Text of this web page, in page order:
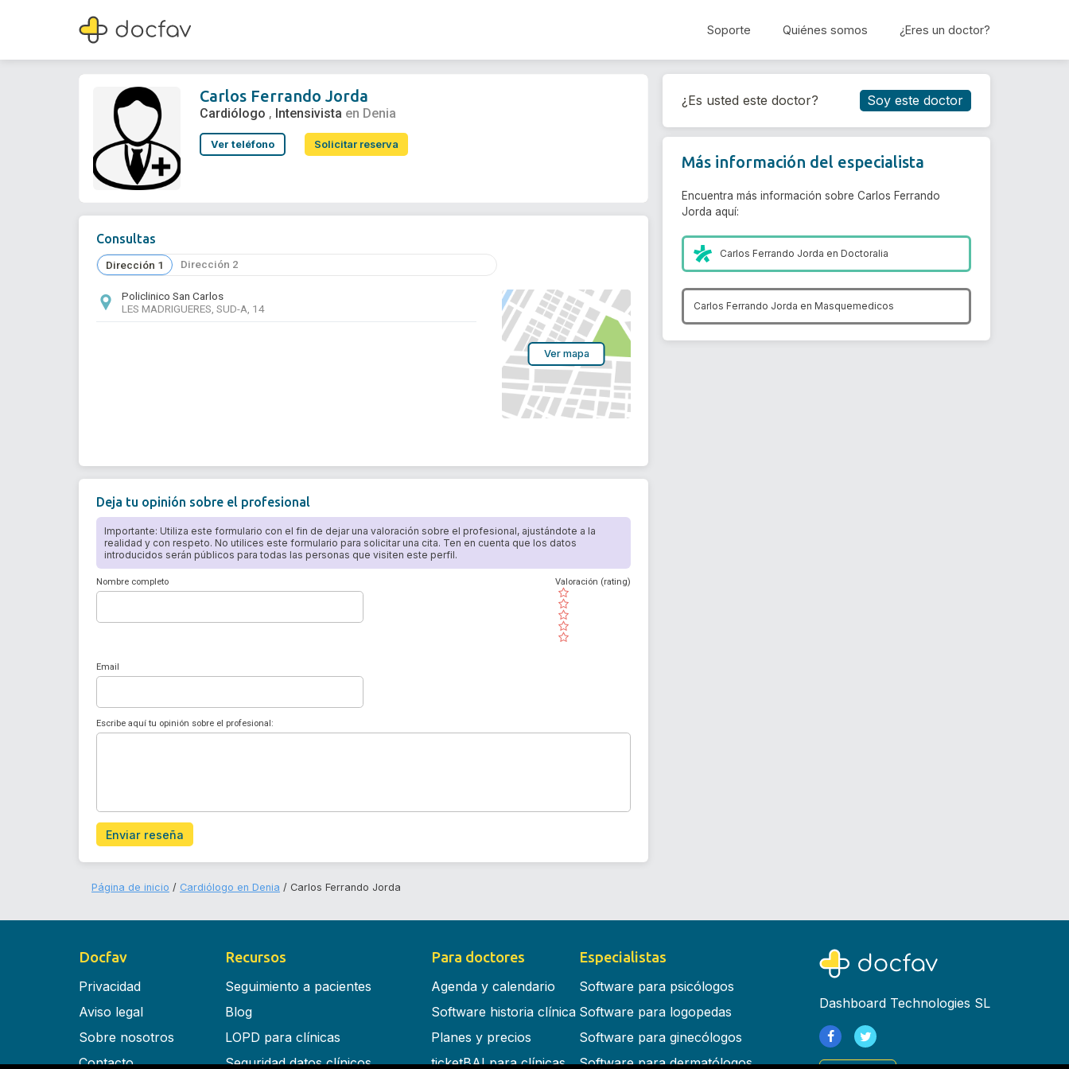
Soporte Quiénes somos ¿Eres un doctor?
Carlos Ferrando Jorda
Cardiólogo, Intensivista
Reservar cita
Carlos Ferrando Jorda
Cardiólogo , Intensivista en Denia
Ver teléfono Solicitar reserva
Consultas
Dirección 1 Dirección 2
Policlinico San Carlos
LES MADRIGUERES, SUD-A, 14
Ver mapa
Deja tu opinión sobre el profesional
Importante: Utiliza este formulario con el fin de dejar una valoración sobre el profesional, ajustándote a la
realidad y con respeto. No utilices este formulario para solicitar una cita. Ten en cuenta que los datos
introducidos serán públicos para todas las personas que visiten este perfil.
Nombre completo
( )
( )
( )
( )
( )
Valoración (rating)
Email
Escribe aquí tu opinión sobre el profesional:
Enviar reseña
¿Es usted este doctor? Soy este doctor
Más información del especialista
Encuentra más información sobre Carlos Ferrando
Jorda aquí:
Carlos Ferrando Jorda enDoctoralia
Carlos Ferrando Jorda en Masquemedicos
Página de inicio Cardiólogo en Denia Carlos Ferrando Jorda
Docfav
Privacidad
Aviso legal
Sobre nosotros
Contacto
Recursos
Seguimiento a pacientes
Blog
LOPD para clínicas
Seguridad datos clínicos
Para doctores
Agenda y calendario
Software historia clínica
Planes y precios
ticketBAI para clínicas
Especialistas
Software para psicólogos
Software para logopedas
Software para ginecólogos
Software para dermatólogos
Dashboard Technologies SL